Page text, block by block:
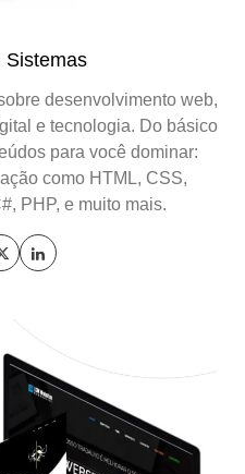
Sistemas
desenvolvimento web,
e tecnologia. Do básico
para você dominar:
como HTML, CSS,
PHP, e muito mais.